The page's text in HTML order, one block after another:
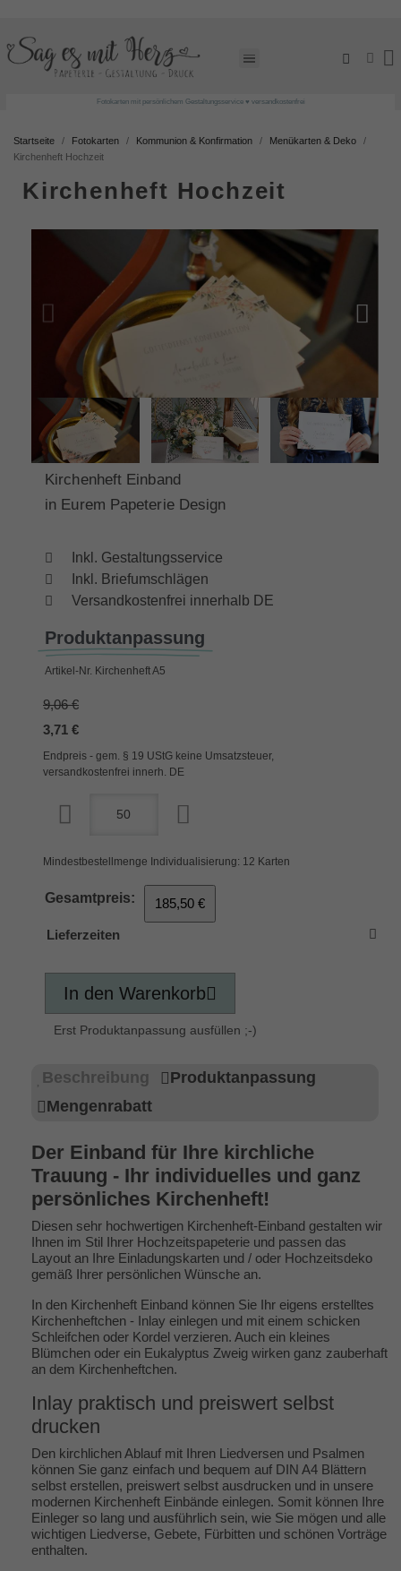
Fotokarten mit persönlichem Gestaltungsservice ♥ versandkostenfrei
Startseite Fotokarten Kommunion & Konfirmation
Menükarten & Deko
Kirchenheft Hochzeit
Kirchenheft Hochzeit
Kirchenheft Einband
in Eurem Papeterie Design
Inkl. Gestaltungsservice
Inkl. Briefumschlägen
Versandkostenfrei innerhalb DE
Produktanpassung
Artikel-Nr. Kirchenheft A5
9,06 €
3,71 €
Endpreis - gem. § 19 UStG keine Umsatzsteuer,
versandkostenfrei innerh. DE
Mindestbestellmenge Individualisierung: 12 Karten
Gesamtpreis: 185,50 €
Lieferzeiten
In den Warenkorb
Erst Produktanpassung ausfüllen ;-)
Beschreibung
Produktanpassung
Mengenrabatt
Der Einband für Ihre kirchliche
Trauung - Ihr individuelles und ganz
persönliches Kirchenheft!
Diesen sehr hochwertigen Kirchenheft-Einband gestalten wir
Ihnen im Stil Ihrer Hochzeitspapeterie und passen das
Layout an Ihre Einladungskarten und / oder Hochzeitsdeko
gemäß Ihrer persönlichen Wünsche an.
In den Kirchenheft Einband können Sie Ihr eigens erstelltes
Kirchenheftchen - Inlay einlegen und mit einem schicken
Schleifchen oder Kordel verzieren. Auch ein kleines
Blümchen oder ein Eukalyptus Zweig wirken ganz zauberhaft
an dem Kirchenheftchen.
Inlay praktisch und preiswert selbst
drucken
Den kirchlichen Ablauf mit Ihren Liedversen und Psalmen
können Sie ganz einfach und bequem auf DIN A4 Blättern
selbst erstellen, preiswert selbst ausdrucken und in unsere
modernen Kirchenheft Einbände einlegen. Somit können Ihre
Einleger so lang und ausführlich sein, wie Sie mögen und alle
wichtigen Liedverse, Gebete, Fürbitten und schönen Vorträge
enthalten.